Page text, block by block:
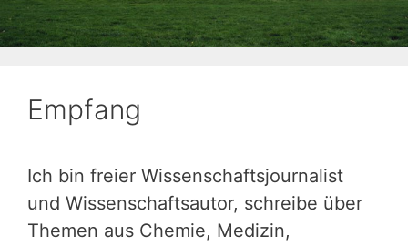
Empfang
Ich bin freier Wissenschaftsjournalist
und Wissenschaftsautor, schreibe über
Themen aus Chemie, Medizin,